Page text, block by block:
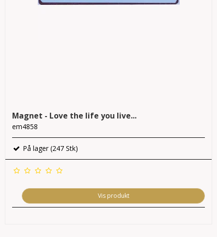
Magnet - Love the life you live...
em4858
På lager (247 Stk)
Vis produkt